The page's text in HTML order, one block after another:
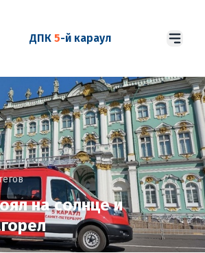
ДПК 5-й караул
на солнце и